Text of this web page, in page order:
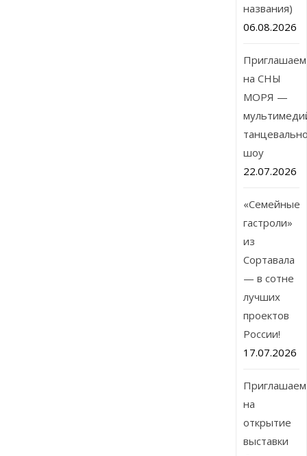
названия)
06.08.2026
Приглашаем
на СНЫ
МОРЯ —
шоу
22.07.2026
«Семейные
гастроли»
из
Сортавала
— в сотне
лучших
проектов
России!
17.07.2026
Приглашаем
на
открытие
выставки